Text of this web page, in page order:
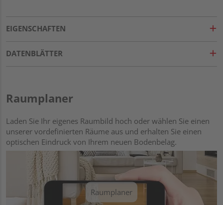
EIGENSCHAFTEN
DATENBLÄTTER
Raumplaner
Laden Sie Ihr eigenes Raumbild hoch oder wählen Sie einen
unserer vordefinierten Räume aus und erhalten Sie einen
optischen Eindruck von Ihrem neuen Bodenbelag.
Raumplaner